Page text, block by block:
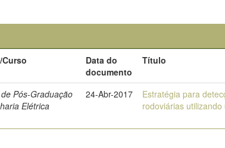
Curso
Data do
documento
Título
Pós-Graduação
Elétrica
24-Abr-2017
Estratégia para
rodoviárias